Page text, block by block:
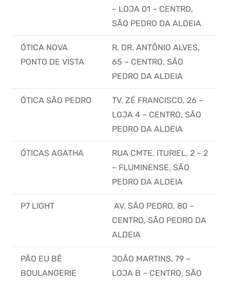
– LOJA 01 – CENTRO,
SÃO PEDRO DA ALDEIA
ÓTICA NOVA
PONTO DE VISTA
R. DR. ANTÔNIO ALVES,
65 – CENTRO, SÃO
PEDRO DA ALDEIA
ÓTICA SÃO PEDRO
TV. ZÉ FRANCISCO, 26 –
LOJA 4 – CENTRO, SÃO
PEDRO DA ALDEIA
ÓTICAS AGATHA
RUA CMTE. ITURIEL, 2 – 2
– FLUMINENSE, SÃO
PEDRO DA ALDEIA
P7 LIGHT
AV. SÃO PEDRO, 80 –
CENTRO, SÃO PEDRO DA
ALDEIA
PÃO EU BÊ
BOULANGERIE
JOÃO MARTINS, 79 –
LOJA B – CENTRO, SÃO